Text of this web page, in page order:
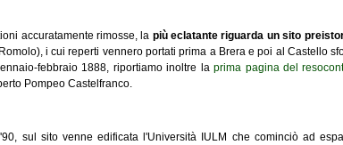
accuratamente rimosse, la più eclatante riguarda un sito
i cui reperti vennero portati prima a Brera e poi al Castello
febbraio 1888, riportiamo inoltre laprima pagina del
Pompeo Castelfranco.
sul sito venne edificata l'Università IULM che cominciò ad